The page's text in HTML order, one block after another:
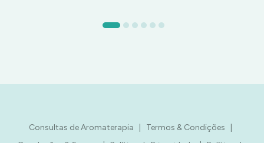
Consultas de Aromaterapia Termos & Condições